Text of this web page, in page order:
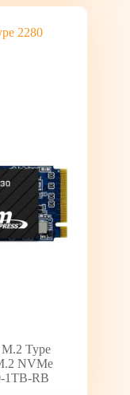
2280
Type
NVMe
1TB-RB